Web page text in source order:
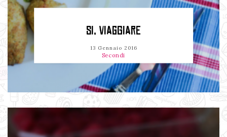
SI, VIAGGIARE
13 Gennaio 2016
Secondi